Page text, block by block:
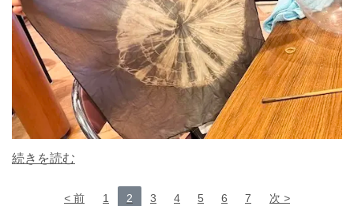
続きを読む
前 1 2 3 4 5 6 7 次